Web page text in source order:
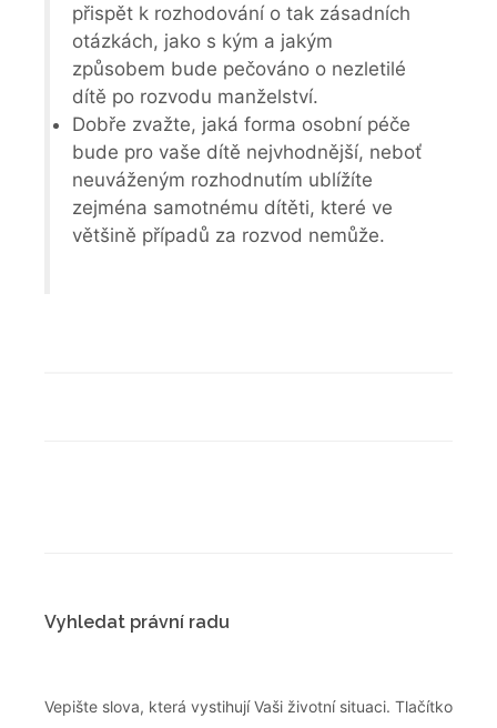
přispět k rozhodování o tak zásadních
otázkách, jako s kým a jakým
způsobem bude pečováno o nezletilé
dítě po rozvodu manželství.
Dobře zvažte, jaká forma osobní péče
bude pro vaše dítě nejvhodnější, neboť
neuváženým rozhodnutím ublížíte
zejména samotnému dítěti, které ve
většině případů za rozvod nemůže.
Vyhledat právní radu
Vepište slova, která vystihují Vaši životní situaci. Tlačítko